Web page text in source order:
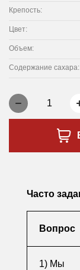
Крепость:
Цвет:
Объем:
Содержание сахара:
1
Часто
Вопрос
1) Мы